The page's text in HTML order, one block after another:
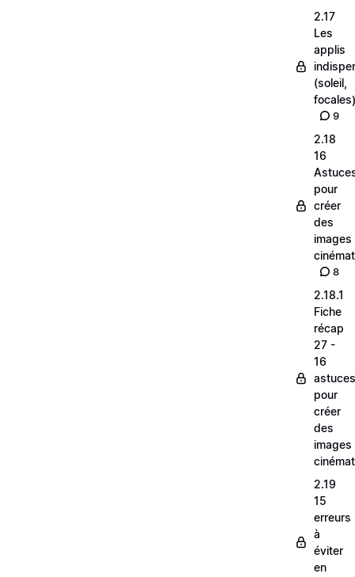
2.17
Les
applis
(soleil,
focales)
9
2.18
16
pour
créer
des
images
8
2.18.1
Fiche
récap
27 -
16
astuces
pour
créer
des
images
2.19
15
erreurs
à
éviter
en